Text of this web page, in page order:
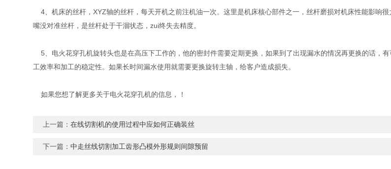
4、机床的丝杆，XYZ轴的丝杆，每天开机之前注机油一次。这里是机床核心部件之一，丝杆磨损对机床性能影响
嘴没对准丝杆，是丝杆处于干涸状态，zui终失去精度。
5、电火花穿孔机旋转头也是在高压下工作的，他的密封件需要定期更换，如果到了出现漏水的情况再更换的话，
工效率和加工的稳定性。如果长时间漏水使用就需要更换旋转主轴，给客户造成损失。
如果您想了解更多关于电火花穿孔机的信息，！
上一篇：在线切割机的使用过程中应如何正确装丝
下一篇：中走丝线切割加工齿形凸模外形规则间隙预留